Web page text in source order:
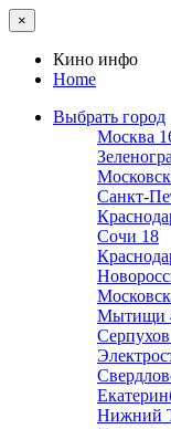
×
Кино инфо
Home
Выбрать город
Москва
Санкт-
Сочи 18
Мытищи
Серпухов
Нижний